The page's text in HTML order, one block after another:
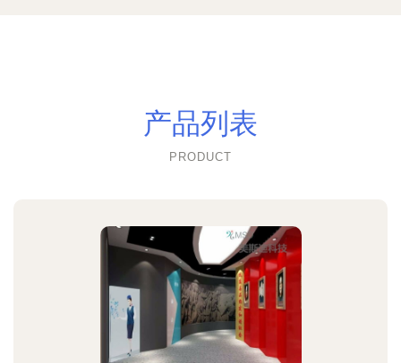
产品列表
PRODUCT